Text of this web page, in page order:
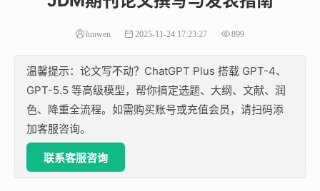
lunwen 2025-11-24 17:23:27 899
温馨提示：论文写不动？ChatGPT Plus 搭载 GPT-4、
GPT-5.5 等高级模型，帮你搞定选题、大纲、文献、润
色、降重全流程。如需购买账号或充值会员，请扫码添
加客服咨询。
联系客服咨询